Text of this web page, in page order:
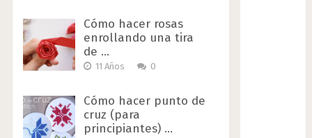
Cómo hacer rosas
enrollando una tira
de …
11 Años 0
Cómo hacer punto de
cruz (para
principiantes) …